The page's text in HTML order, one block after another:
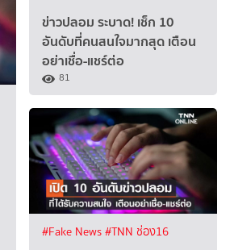
ข่าวปลอม ระบาด! เช็ก 10
อันดับที่คนสนใจมากสุด เตือน
อย่าเชื่อ-แชร์ต่อ
81
#Fake News#TNN ช่อง16